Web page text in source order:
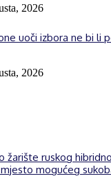
2026
uoči izbora ne bi li
2026
žarište ruskog
mogućeg